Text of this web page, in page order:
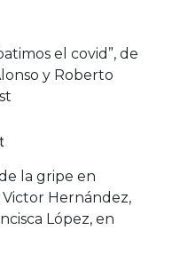
el covid”, de
y Roberto
la gripe en
Hernández,
López, en